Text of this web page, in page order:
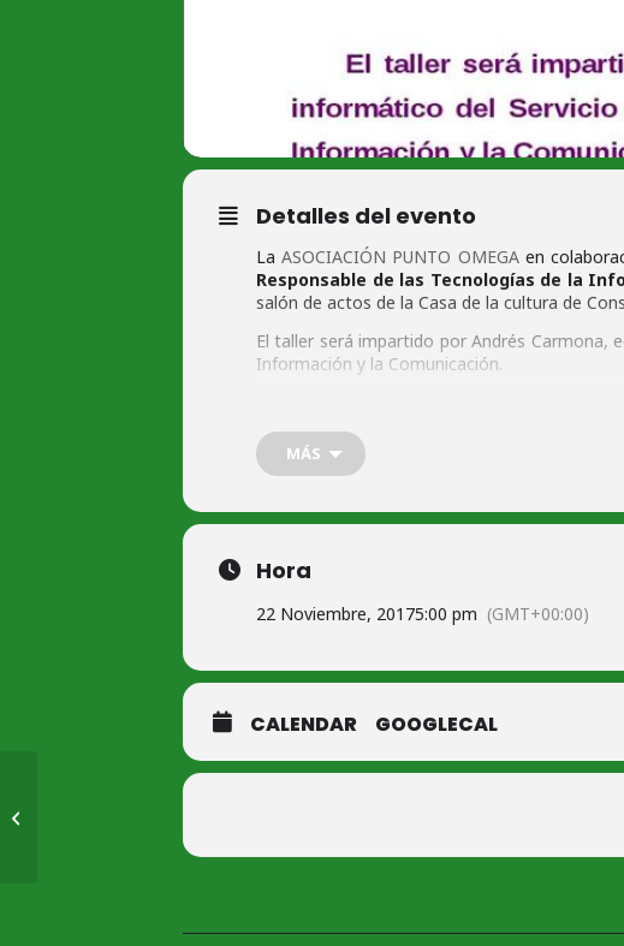
Detalles del evento
LaASOCIACIÓN PUNTO OMEGAen
Responsable de las Tecnologías de la
salón de actos de la Casa de la cultura de
El taller será impartido por Andrés Carmona,
Información y la Comunicación.
Entrada libre y gratuíta.
+ Info
MÁS
Hora
22 Noviembre, 20175:00 pm (GMT+00:00)
CALENDAR GOOGLECAL
Presentación del libro